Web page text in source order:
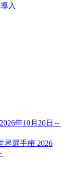
入
年10月20日～
界選手権 2026